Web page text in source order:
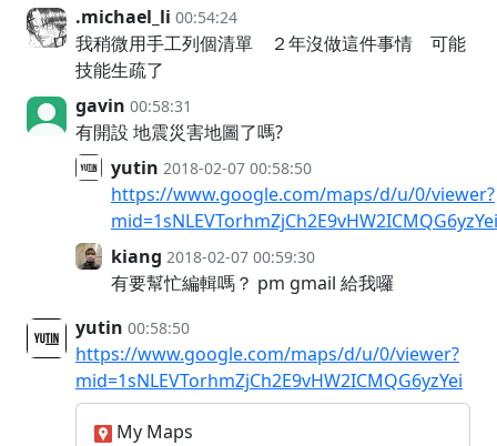
.michael_li 00:54:24
我稍微用手工列個清單 ２年沒做這件事情 可能
技能生疏了
gavin 00:58:31
有開設 地震災害地圖了嗎?
yutin 2018-02-07 00:58:50
https://www.google.com/maps/d/u/0/viewer?
mid=1sNLEVTorhmZjCh2E9vHW2ICMQG6yzYei
kiang 2018-02-07 00:59:30
有要幫忙編輯嗎？ pm gmail 給我囉
yutin 00:58:50
https://www.google.com/maps/d/u/0/viewer?
mid=1sNLEVTorhmZjCh2E9vHW2ICMQG6yzYei
My Maps